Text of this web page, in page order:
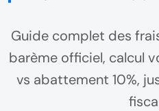
Guide complet des
barème officiel, calcul
vs abattement 10%,